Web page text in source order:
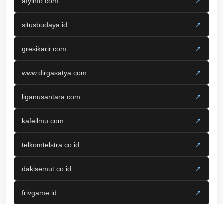
situsbudaya.id ↗
gresikarir.com ↗
www.dirgasatya.com ↗
liganusantara.com ↗
kafeilmu.com ↗
telkomtelstra.co.id ↗
dakisemut.co.id ↗
frivgame.id ↗